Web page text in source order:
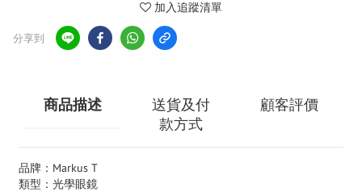
加入追蹤清單
分享到
商品描述
送貨及付
款方式
顧客評價
品牌：Markus T
類型：光學眼鏡